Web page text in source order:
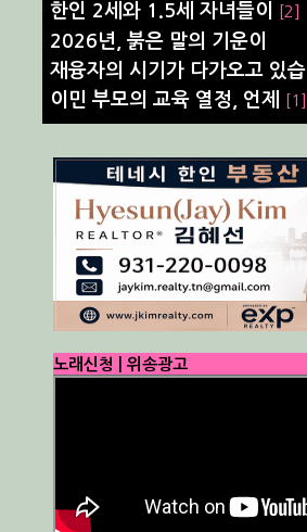
한인 2세와 1.5세 자녀들이 [2]
2026년, 붉은 말의 기운이
재융자의 시기가 다가오고 있습
이민 부모의 교육 열정, 언제 [1]
노래신청 | 위송광고